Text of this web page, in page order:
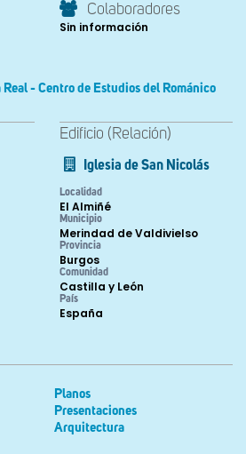
Colaboradores
Sin información
- Centro de Estudios del Románico
Edificio (Relación)
Iglesia de San Nicolás
Localidad
El Almiñé
Municipio
Merindad de Valdivielso
Provincia
Burgos
Comunidad
Castilla y León
País
España
Planos
Presentaciones
Arquitectura